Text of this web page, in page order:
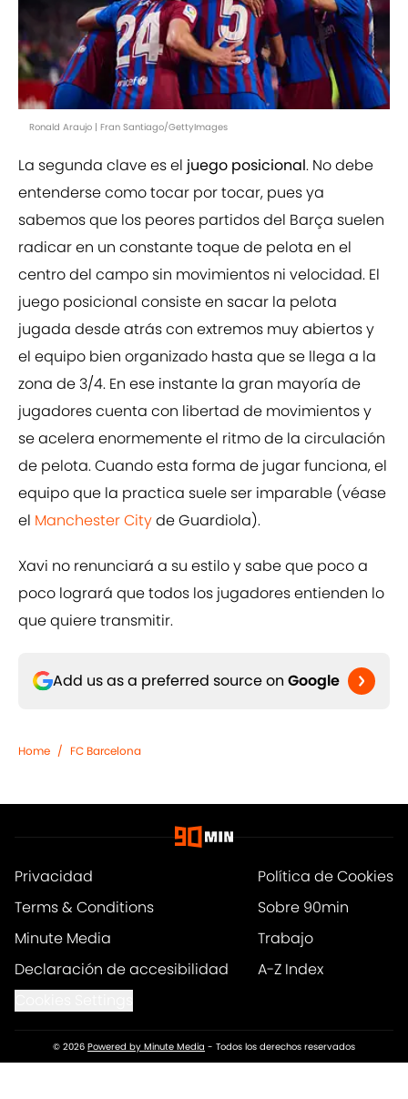
Ronald Araujo | Fran Santiago/GettyImages
La segunda clave es el juego posicional. No debe
entenderse como tocar por tocar, pues ya
sabemos que los peores partidos del Barça suelen
radicar en un constante toque de pelota en el
centro del campo sin movimientos ni velocidad. El
juego posicional consiste en sacar la pelota
jugada desde atrás con extremos muy abiertos y
el equipo bien organizado hasta que se llega a la
zona de 3/4. En ese instante la gran mayoría de
jugadores cuenta con libertad de movimientos y
se acelera enormemente el ritmo de la circulación
de pelota. Cuando esta forma de jugar funciona, el
equipo que la practica suele ser imparable (véase
el Manchester Cityde Guardiola).
Xavi no renunciará a su estilo y sabe que poco a
poco logrará que todos los jugadores entienden lo
que quiere transmitir.
Add us as a preferred source on Google
Home / FC Barcelona
Privacidad
Política de Cookies
Terms & Conditions
Sobre 90min
Minute Media
Trabajo
Declaración de accesibilidad
A-Z Index
© 2026 Powered by Minute Media - Todos los derechos reservados